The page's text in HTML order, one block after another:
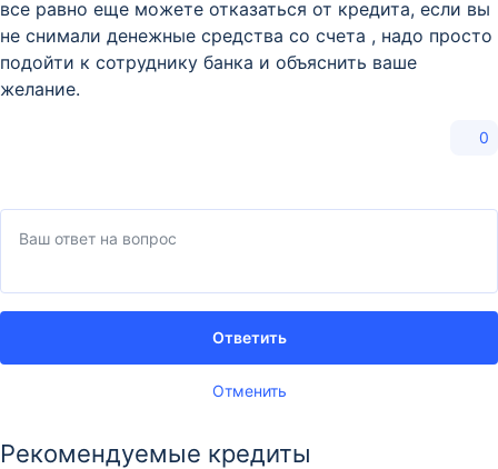
все равно еще можете отказаться от кредита, если вы
не снимали денежные средства со счета , надо просто
подойти к сотруднику банка и объяснить ваше
желание.
0
Отменить
Ответить
Рекомендуемые кредиты